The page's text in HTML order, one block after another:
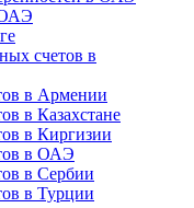
счетов в
в Армении
в Казахстане
в Киргизии
в ОАЭ
в Сербии
в Турции